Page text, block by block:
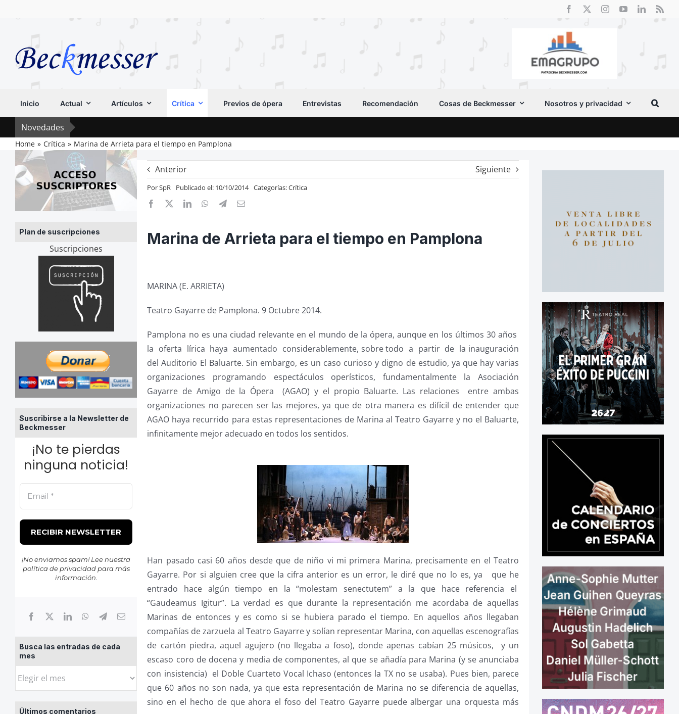
Inicio Actual Artículos Crítica Previos de ópera Entrevistas Recomendación Cosas de Beckmesser Nosotros y privacidad
Novedades
Home Crítica Marina de Arrieta para el tiempo en Pamplona
Plan de suscripciones
Suscripciones
Suscribirse a la Newsletter de
Beckmesser
¡No te pierdas
ninguna noticia!
¡No enviamos spam! Lee nuestra
política de privacidadpara más
información.
Busca las entradas de cada
mes
Busca
entradas
Últimos comentarios
Anterior Siguiente
PorSpR Publicado el: 10/10/2014 Categorías:Crítica
Marina de Arrieta para el tiempo en Pamplona
MARINA (E. ARRIETA)
Teatro Gayarre de Pamplona. 9 Octubre 2014.
Pamplona no es una ciudad relevante en el mundo de la ópera, aunque en los últimos 30 años
la oferta lírica haya aumentado considerablemente, sobre todo a partir de la inauguración
del Auditorio El Baluarte. Sin embargo, es un caso curioso y digno de estudio, ya que hay varias
organizaciones programando espectáculos operísticos, fundamentalmente la Asociación
Gayarre de Amigo de la Ópera (AGAO) y el propio Baluarte. Las relaciones entre ambas
organizaciones no parecen ser las mejores, ya que de otra manera es difícil de entender que
AGAO haya recurrido para estas representaciones de Marina al Teatro Gayarre y no el Baluarte,
infinitamente mejor adecuado en todos los sentidos.
Han pasado casi 60 años desde que de niño vi mi primera Marina, precisamente en el Teatro
Gayarre. Por si alguien cree que la cifra anterior es un error, le diré que no lo es, ya que he
entrado hace algún tiempo en la “molestam senectutem” a la que hace referencia el
“Gaudeamus Igitur”. La verdad es que durante la representación me acordaba de aquellas
Marinas de entonces y es como si se hubiera parado el tiempo. En aquellos años llegaban
compañías de zarzuela al Teatro Gayarre y solían representar Marina, con aquellas escenografías
de cartón piedra, aquel agujero (no llegaba a foso), donde apenas cabían 25 músicos, y un
escaso coro de docena y media de componentes, al que se añadía para Marina (y se anunciaba
con insistencia) el Doble Cuarteto Vocal Ichaso (entonces la TX no se usaba). Pues bien, parece
que 60 años no son nada, ya que esta representación de Marina no se diferencia de aquellas,
sino en el hecho de que ahora el foso del Teatro Gayarre puede albergar una orquesta más